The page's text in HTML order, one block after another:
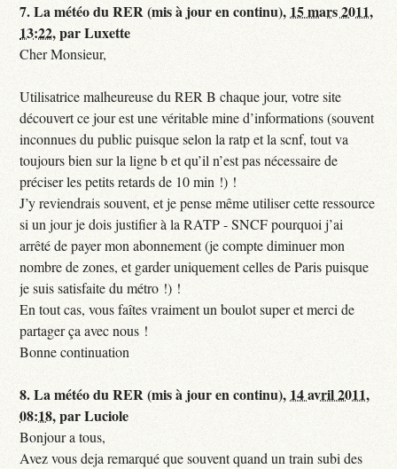
7.La météo du RER (mis à jour en continu), 15 mars 2011,
13:22,parLuxette
Cher Monsieur,
Utilisatrice malheureuse du RER B chaque jour, votre site
découvert ce jour est une véritable mine d’informations (souvent
inconnues du public puisque selon la ratp et la scnf, tout va
toujours bien sur la ligne b et qu’il n’est pas nécessaire de
préciser les petits retards de 10 min !) !
J’y reviendrais souvent, et je pense même utiliser cette ressource
si un jour je dois justifier à la RATP - SNCF pourquoi j’ai
arrêté de payer mon abonnement (je compte diminuer mon
nombre de zones, et garder uniquement celles de Paris puisque
je suis satisfaite du métro !) !
En tout cas, vous faîtes vraiment un boulot super et merci de
partager ça avec nous !
Bonne continuation
8.La météo du RER (mis à jour en continu), 14 avril 2011,
08:18,parLuciole
Bonjour a tous,
Avez vous deja remarqué que souvent quand un train subi des